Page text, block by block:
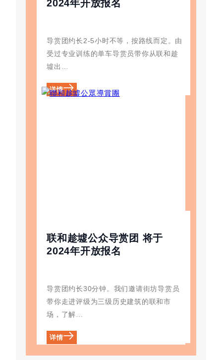
2024年开放报名
导赏团约长2-5小时不等，按路线而定。由
受过专业训练的单车导赏员带你从联和趁
墟出…
详情
联和趁墟公众导赏团 将于
2024年开放报名
导赏团约长30分钟。我们邀请街坊导赏员
带你走进评级为三级历史建筑的联和市
场，了解…
详情